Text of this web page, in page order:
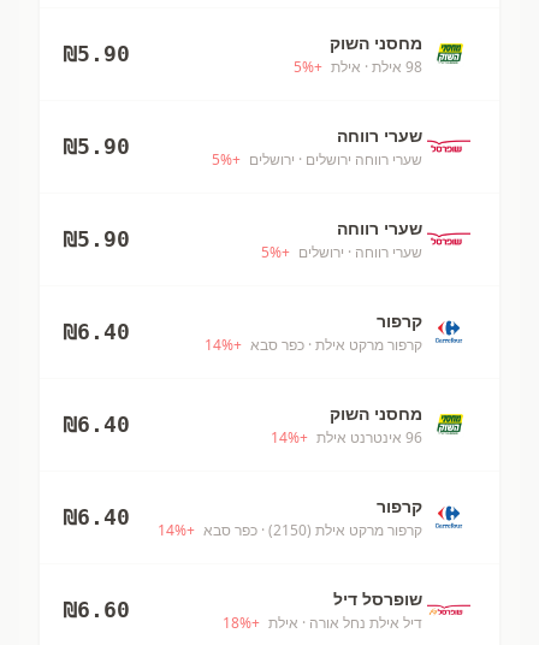
מחסני השוק
98 אילת · אילת +
5%
₪5.90
שערי רווחה
שערי רווחה ירושלים · ירושלים +
5%
₪5.90
שערי רווחה
שערי רווחה · ירושלים +
5%
₪5.90
קרפור
קרפור מרקט אילת · כפר סבא +
14%
₪6.40
מחסני השוק
96 אינטרנט אילת +
14%
₪6.40
קרפור
קרפור מרקט אילת (2150) · כפר סבא +
14%
₪6.40
שופרסל דיל
דיל אילת נחל אורה · אילת +
18%
₪6.60